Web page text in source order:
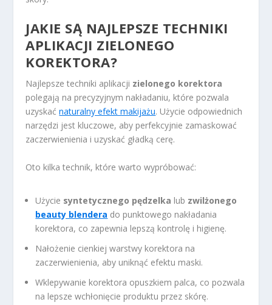
JAKIE SĄ NAJLEPSZE TECHNIKI
APLIKACJI ZIELONEGO
KOREKTORA?
Najlepsze techniki aplikacji zielonego korektora
polegają na precyzyjnym nakładaniu, które pozwala
uzyskaćnaturalny efekt makijażu. Użycie odpowiednich
narzędzi jest kluczowe, aby perfekcyjnie zamaskować
zaczerwienienia i uzyskać gładką cerę.
Oto kilka technik, które warto wypróbować:
Użycie syntetycznego pędzelka lub zwilżonego
beauty blendera do punktowego nakładania
korektora, co zapewnia lepszą kontrolę i higienę.
Nałożenie cienkiej warstwy korektora na
zaczerwienienia, aby uniknąć efektu maski.
Wklepywanie korektora opuszkiem palca, co pozwala
na lepsze wchłonięcie produktu przez skórę.